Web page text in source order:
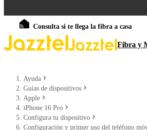
Consulta si te llega la fibra a casa
Fibra y
Ayuda
Guías de dispositivos
Apple
iPhone 16 Pro
Configura tu dispositivo
Configuración y primer uso del teléfono